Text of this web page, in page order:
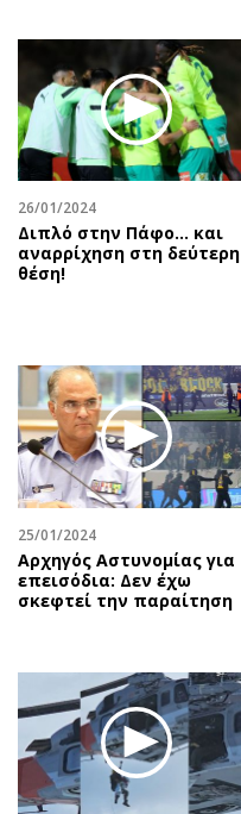
26/01/2024
Διπλό στην Πάφο… και
αναρρίχηση στη δεύτερη
θέση!
25/01/2024
Αρχηγός Αστυνομίας για
επεισόδια: Δεν έχω
σκεφτεί την παραίτηση